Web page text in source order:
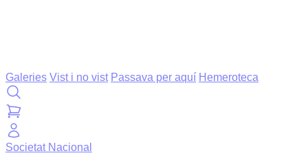
Galeries Vist i no vist Passava per aquí Hemeroteca
Societat Nacional